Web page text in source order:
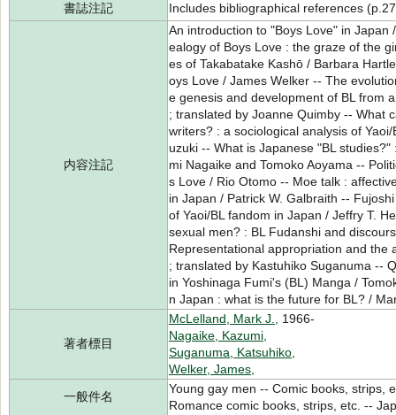
書誌注記
Includes bibliographical references
内容注記
An introduction to "Boys Love" in
ealogy of Boys Love : the graze of the
es of Takabatake Kashō / Barbara
oys Love / James Welker -- The
e genesis and development of BL from
; translated by Joanne Quimby -- What
writers? : a sociological analysis of
uzuki -- What is Japanese "BL
mi Nagaike and Tomoko Aoyama --
s Love / Rio Otomo -- Moe talk :
in Japan / Patrick W. Galbraith --
of Yaoi/BL fandom in Japan / Jeffry T.
sexual men? : BL Fudanshi and
Representational appropriation and the
; translated by Kastuhiko Suganuma --
in Yoshinaga Fumi's (BL) Manga /
n Japan : what is the future for BL? /
著者標目
McLelland, Mark J.,
1966-
Nagaike, Kazumi,
Suganuma, Katsuhiko,
Welker, James,
一般件名
Young gay men -- Comic books, strips,
Romance comic books, strips, etc. --